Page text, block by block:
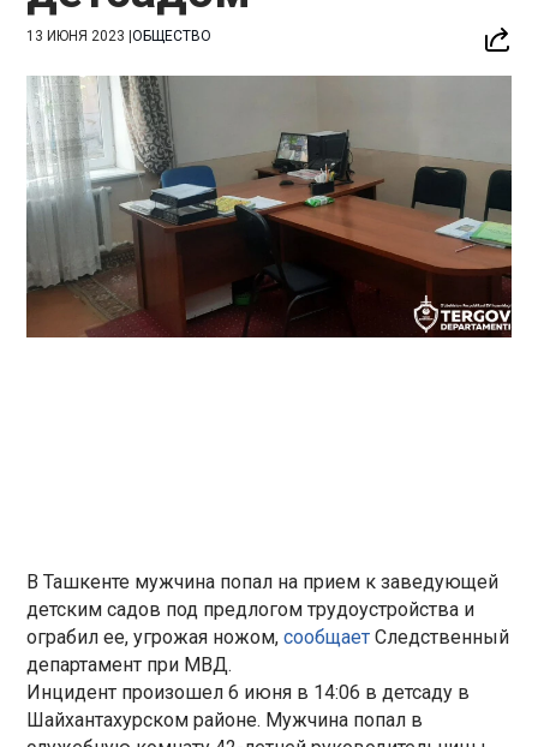
13 ИЮНЯ 2023 |ОБЩЕСТВО
В Ташкенте мужчина попал на прием к заведующей
детским садов под предлогом трудоустройства и
ограбил ее, угрожая ножом,сообщаетСледственный
департамент при МВД.
Инцидент произошел 6 июня в 14:06 в детсаду в
Шайхантахурском районе. Мужчина попал в